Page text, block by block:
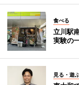
食べる
立川駅
実験の
見る・遊